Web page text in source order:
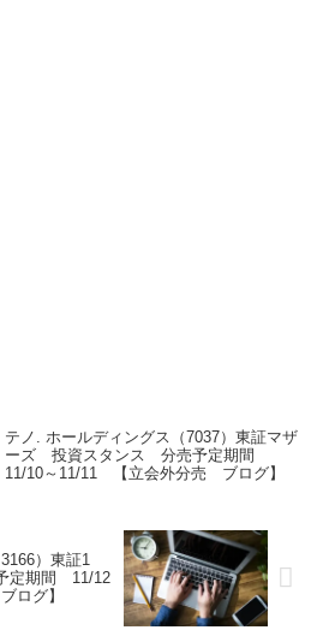
テノ. ホールディングス（7037）東証マザ
ーズ 投資スタンス 分売予定期間
11/10～11/11 【立会外分売 ブログ】
）東証1
定期間 11/12
ログ】